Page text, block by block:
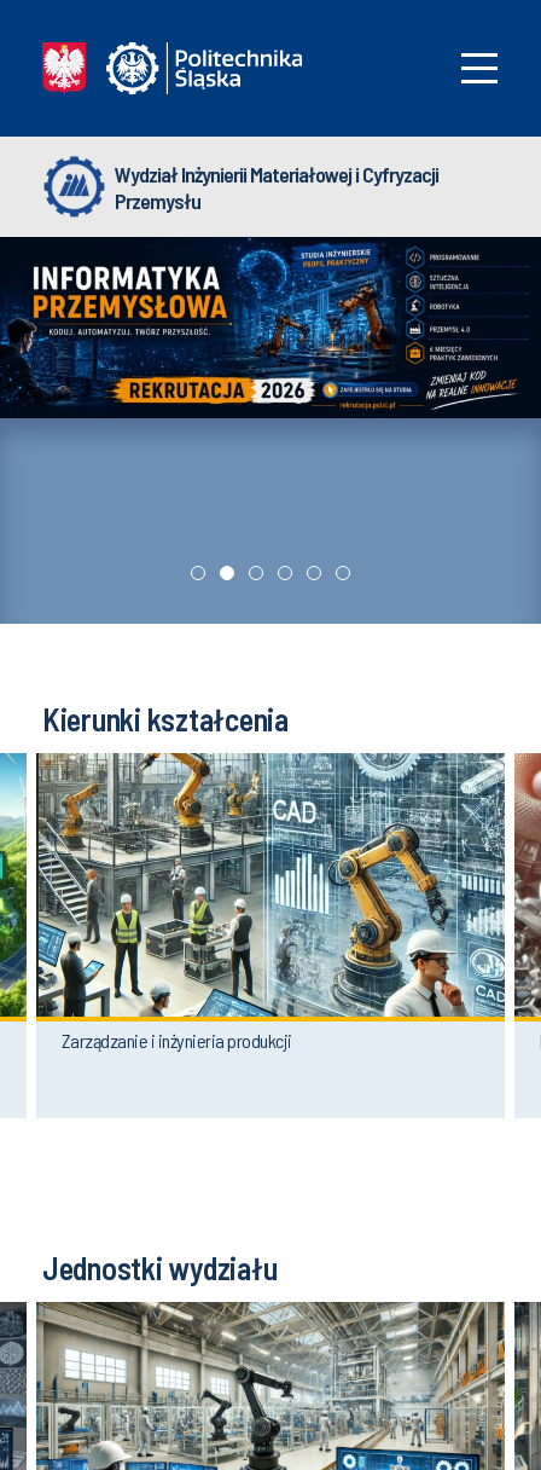
Wydział Inżynierii Materiałowej i Cyfryzacji
Przemysłu
Kierunki kształcenia
Zarządzanie i inżynieria produkcji
Jednostki wydziału